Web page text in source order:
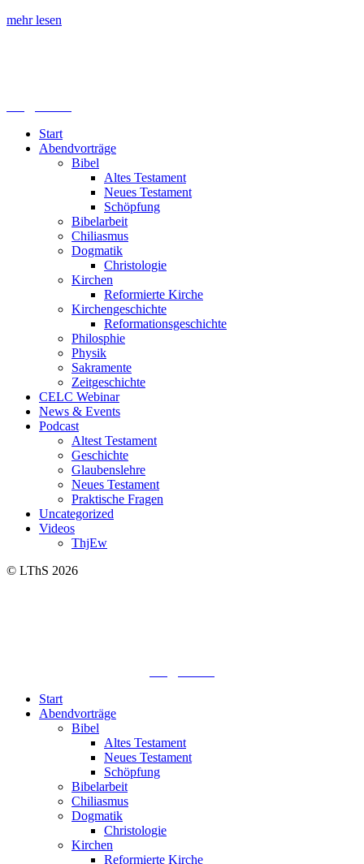
mehr lesen
Start
Abendvorträge
Bibel
Altes Testament
Neues Testament
Schöpfung
Bibelarbeit
Chiliasmus
Dogmatik
Christologie
Kirchen
Reformierte Kirche
Kirchengeschichte
Reformationsgeschichte
Philosphie
Physik
Sakramente
Zeitgeschichte
CELC Webinar
News & Events
Podcast
Altest Testament
Geschichte
Glaubenslehre
Neues Testament
Praktische Fragen
Uncategorized
Videos
ThjEw
© LThS 2026
Start
Abendvorträge
Bibel
Altes Testament
Neues Testament
Schöpfung
Bibelarbeit
Chiliasmus
Dogmatik
Christologie
Kirchen
Reformierte Kirche